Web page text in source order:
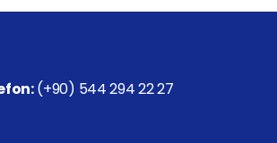
(+90) 544 294 22 27